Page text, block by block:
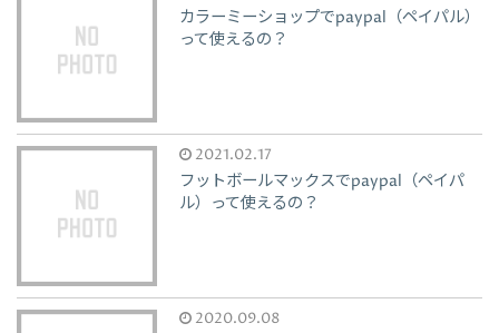
カラーミーショップでpaypal（ペイパル）
って使えるの？
2021.02.17
フットボールマックスでpaypal（ペイパ
ル）って使えるの？
2020.09.08